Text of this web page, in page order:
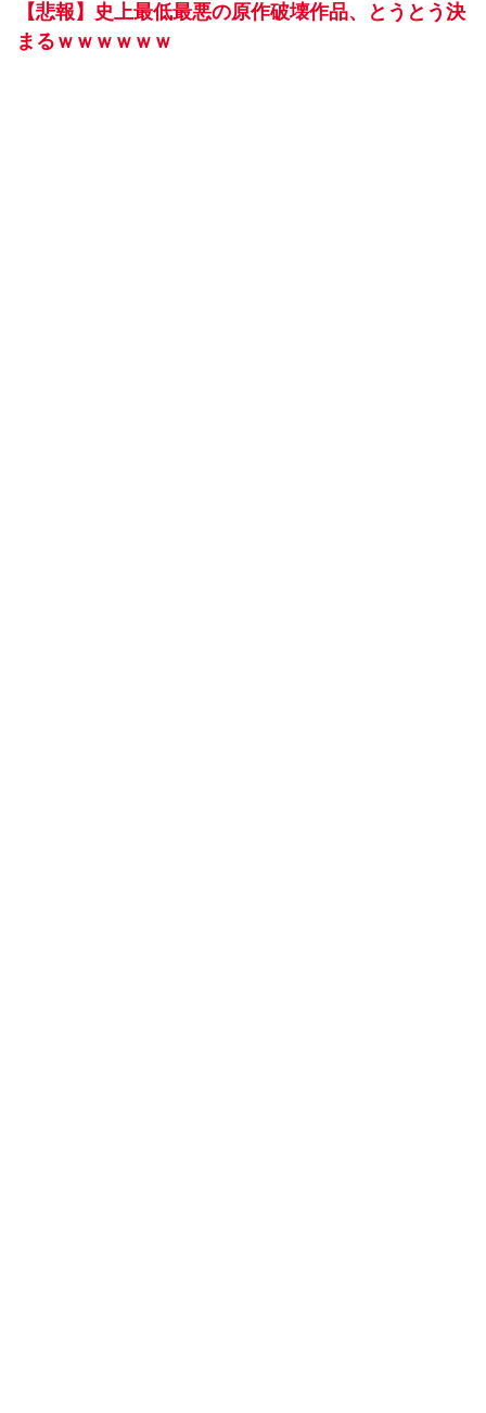
【悲報】史上最低最悪の原作破壊作品、とうとう決
まるｗｗｗｗｗｗ